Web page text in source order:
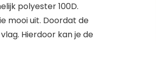
polyester 100D.
mooi uit. Doordat de
Hierdoor kan je de